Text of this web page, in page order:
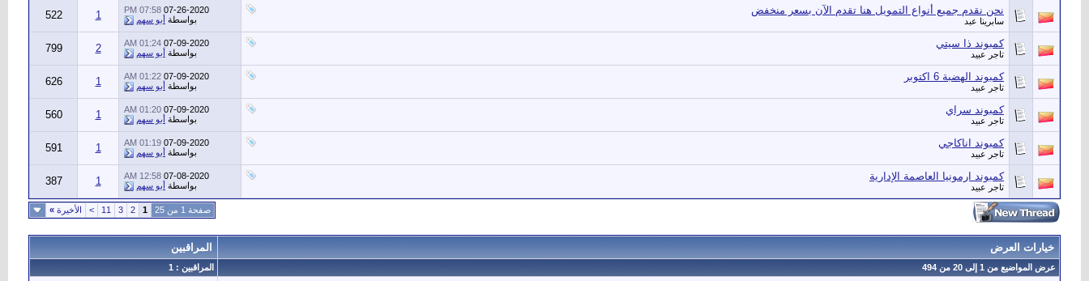
نحن نقدم جميع أنواع التمويل هنا تقدم الآن بسعر منخفض
سابرينا عبد
07-26-2020
07:58 PM
بواسطة أبو سهم 1
522
كمبوند ذا سيتي
تاجر عبيد
07-09-2020
01:24 AM
بواسطة أبو سهم 2
799
كمبوند الهضبة 6 اكتوبر
تاجر عبيد
07-09-2020
01:22 AM
بواسطة أبو سهم 1
626
كمبوند سراي
تاجر عبيد
07-09-2020
01:20 AM
بواسطة أبو سهم 1
560
كمبوند اناكاجي
تاجر عبيد
07-09-2020
01:19 AM
بواسطة أبو سهم 1
591
كمبوند ارمونيا العاصمة الإدارية
تاجر عبيد
07-08-2020
12:58 AM
بواسطة أبو سهم 1
387
صفحة 1 من 25 1
2
3
11
> الأخيرة »
خيارات العرض المراقبين
عرض المواضيع من 1 إلى 20 من 494 المراقبين : 1